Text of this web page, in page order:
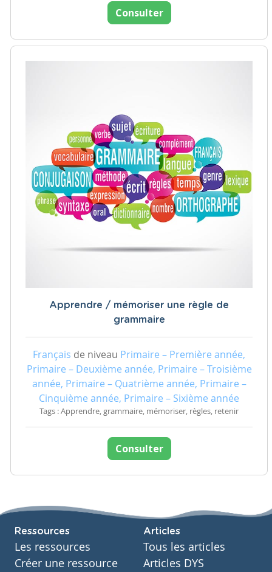
Consulter
Apprendre / mémoriser une règle de
grammaire
Français de niveau Primaire – Première année,
Primaire – Deuxième année, Primaire – Troisième
année, Primaire – Quatrième année, Primaire –
Cinquième année, Primaire – Sixième année
Tags : Apprendre, grammaire, mémoriser, règles, retenir
Consulter
Ressources
Les ressources
Créer une ressource
Articles
Tous les articles
Articles DYS